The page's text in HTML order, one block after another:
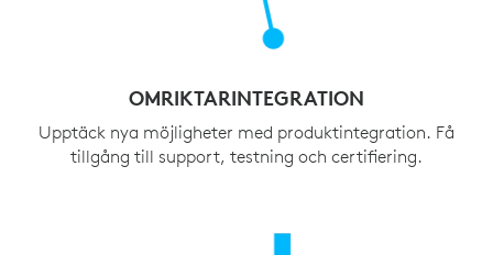
OMRIKTARINTEGRATION
Upptäck nya möjligheter med produktintegration. Få
tillgång till support, testning och certifiering.